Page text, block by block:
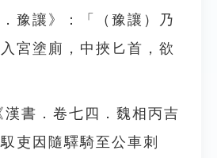
豫讓》：「（豫讓）乃
宮塗廁，中挾匕首，欲
書．卷七四．魏相丙吉
吏因隨驛騎至公車刺